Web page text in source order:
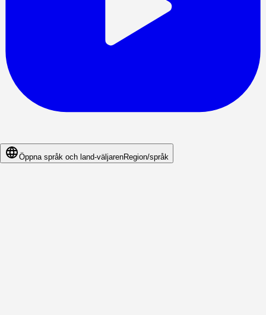
Öppna språk och land-väljarenRegion/språk